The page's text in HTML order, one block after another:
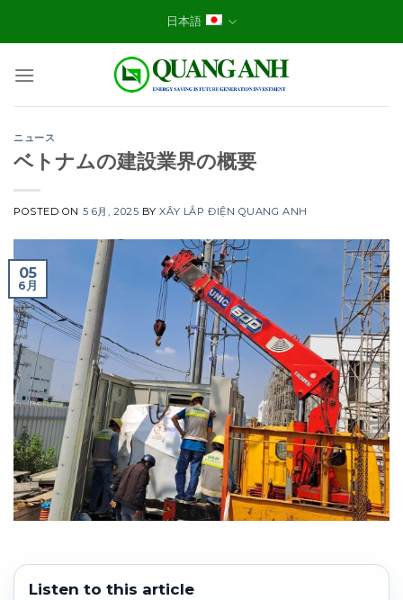
日本語
ニュース
ベトナムの建設業界の概要
POSTED ON 5 6月, 2025 BYXÂY LẮP ĐIỆN QUANG ANH
05
6月
Listen to this article